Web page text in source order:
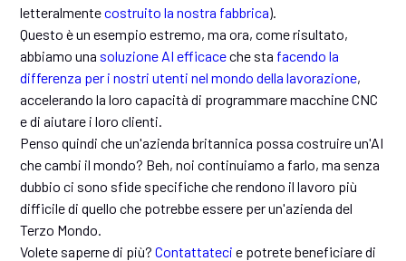
letteralmentecostruito la nostra fabbrica).
Questo è un esempio estremo, ma ora, come risultato,
abbiamo una soluzione AI efficaceche sta facendo la
differenza per i nostri utenti nel mondo della lavorazione,
accelerando la loro capacità di programmare macchine CNC
e di aiutare i loro clienti.
Penso quindi che un'azienda britannica possa costruire un'AI
che cambi il mondo? Beh, noi continuiamo a farlo, ma senza
dubbio ci sono sfide specifiche che rendono il lavoro più
difficile di quello che potrebbe essere per un'azienda del
Terzo Mondo.
Volete saperne di più?Contattateci e potrete beneficiare di